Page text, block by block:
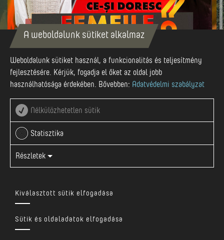
Sep-08
2024 SZEPTEMBER 8
Nézd meg Facebookon
doresc-femeile-98824/
A weboldalunk sütiket alkalmaz
Weboldalunk sütiket használ, a funkcionalitás és teljesítmény
fejlesztésére. Kérjük, fogadja el őket az oldal jobb
használhatósága érdekében. Bővebben: Adatvédelmi szabályzat
Nélkülözhetetlen sütik
Statisztika
Részletek
Kiválasztott sütik elfogadása
Sütik és oldaladatok elfogadása